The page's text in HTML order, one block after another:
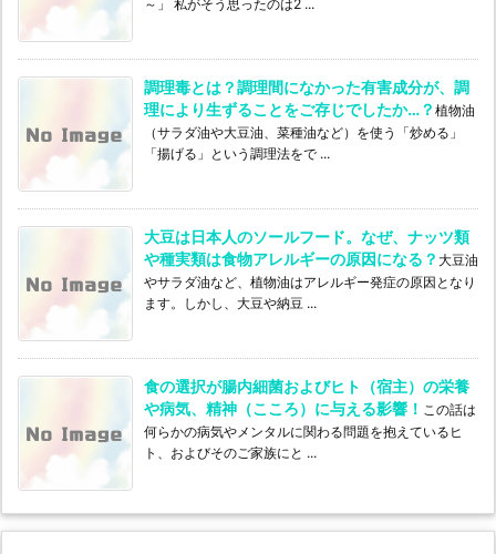
～」 私がそう思ったのは2 ...
調理毒とは？調理間になかった有害成分が、調
理により生ずることをご存じでしたか…？ 植物油
（サラダ油や大豆油、菜種油など）を使う「炒める」
「揚げる」という調理法をで ...
大豆は日本人のソールフード。なぜ、ナッツ類
や種実類は食物アレルギーの原因になる？ 大豆油
やサラダ油など、植物油はアレルギー発症の原因となり
ます。しかし、大豆や納豆 ...
食の選択が腸内細菌およびヒト（宿主）の栄養
や病気、精神（こころ）に与える影響！ この話は
何らかの病気やメンタルに関わる問題を抱えているヒ
ト、およびそのご家族にと ...